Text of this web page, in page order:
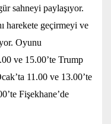
sahneyi paylaşıyor.
harekete geçirmeyi ve
Oyunu
ve 15.00’te Trump
11.00 ve 13.00’te
Fişekhane’de